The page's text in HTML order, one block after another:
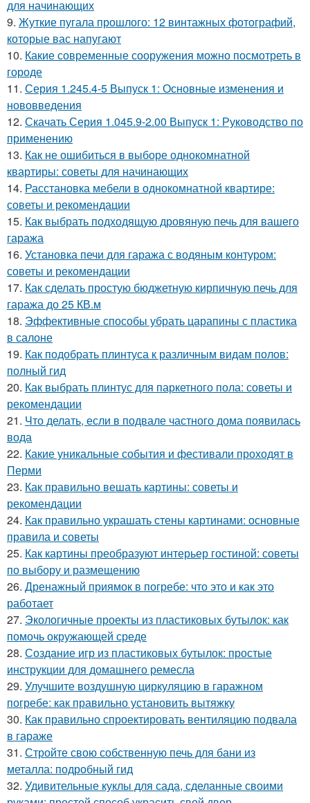
для начинающих
9. Жуткие пугала прошлого: 12 винтажных фотографий,
которые вас напугают
10. Какие современные сооружения можно посмотреть в
городе
11. Серия 1.245.4-5 Выпуск 1: Основные изменения и
нововведения
12. Скачать Серия 1.045.9-2.00 Выпуск 1: Руководство по
применению
13. Как не ошибиться в выборе однокомнатной
квартиры: советы для начинающих
14. Расстановка мебели в однокомнатной квартире:
советы и рекомендации
15. Как выбрать подходящую дровяную печь для вашего
гаража
16. Установка печи для гаража с водяным контуром:
советы и рекомендации
17. Как сделать простую бюджетную кирпичную печь для
гаража до 25 КВ.м
18. Эффективные способы убрать царапины с пластика
в салоне
19. Как подобрать плинтуса к различным видам полов:
полный гид
20. Как выбрать плинтус для паркетного пола: советы и
рекомендации
21. Что делать, если в подвале частного дома появилась
вода
22. Какие уникальные события и фестивали проходят в
Перми
23. Как правильно вешать картины: советы и
рекомендации
24. Как правильно украшать стены картинами: основные
правила и советы
25. Как картины преобразуют интерьер гостиной: советы
по выбору и размещению
26. Дренажный приямок в погребе: что это и как это
работает
27. Экологичные проекты из пластиковых бутылок: как
помочь окружающей среде
28. Создание игр из пластиковых бутылок: простые
инструкции для домашнего ремесла
29. Улучшите воздушную циркуляцию в гаражном
погребе: как правильно установить вытяжку
30. Как правильно спроектировать вентиляцию подвала
в гараже
31. Стройте свою собственную печь для бани из
металла: подробный гид
32. Удивительные куклы для сада, сделанные своими